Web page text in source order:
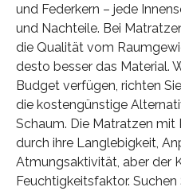
und Federkern – jede
und Nachteile. Bei
die Qualität vom
desto besser das Material.
Budget verfügen, richten
die kostengünstige
Schaum. Die Matratzen
durch ihre Langlebigkeit,
Atmungsaktivität, aber der
Feuchtigkeitsfaktor. Suchen